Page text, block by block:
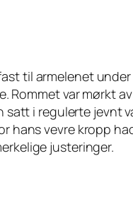
til armelenet
var mørkt
i regulerte jevnt
hans vevre kropp
justeringer.